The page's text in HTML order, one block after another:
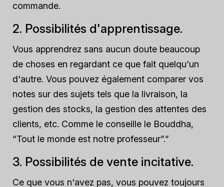
commande.
2. Possibilités d'apprentissage.
Vous apprendrez sans aucun doute beaucoup
de choses en regardant ce que fait quelqu'un
d'autre. Vous pouvez également comparer vos
notes sur des sujets tels que la livraison, la
gestion des stocks, la gestion des attentes des
clients, etc. Comme le conseille le Bouddha,
“Tout le monde est notre professeur”.”
3. Possibilités de vente incitative.
Ce que vous n'avez pas, vous pouvez toujours